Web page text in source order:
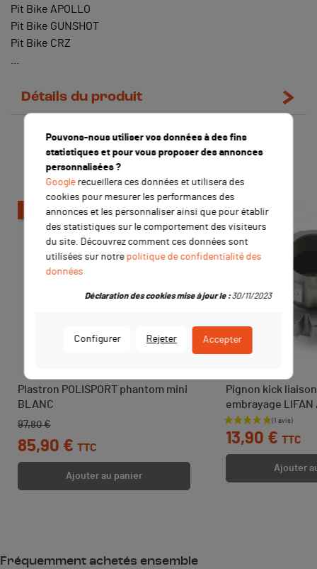
Pit Bike APOLLO
Pit Bike GUNSHOT
Pit Bike CRZ
Détails du produit
Les clients qui ont acheté ce
produit ont également acheté :
-11,90 €
Plastron POLISPORT phantom mini
BLANC
Prix de base
97,80 €
Prix
85,90 € TTC
Ajouter au panier
Pignon kick
embrayage LIFAN
Prix
13,90 € TTC
Ajouter
Fréquemment achetés ensemble
Pouvons-nous utiliser vos données à des fins
statistiques et pour vous proposer des annonces
personnalisées ?
Googlerecueillera ces données et utilisera des
cookies pour mesurer les performances des
annonces et les personnaliser ainsi que pour établir
des statistiques sur le comportement des visiteurs
du site. Découvrez comment ces données sont
utilisées sur notre politique de confidentialité des
données
Configurer Rejeter Accepter
Déclaration des cookies mise à jour le :30/11/2023